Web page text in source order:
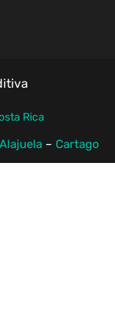
Rica
Alajuela – Cartago